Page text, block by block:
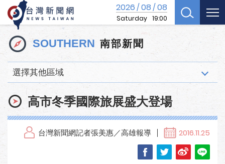
2026/08/08
Saturday 19:00
SOUTHERN 南部新聞
選擇其他區域
高市冬季國際旅展盛大登場
台灣新聞網記者張美惠／高雄報導 2016.11.25